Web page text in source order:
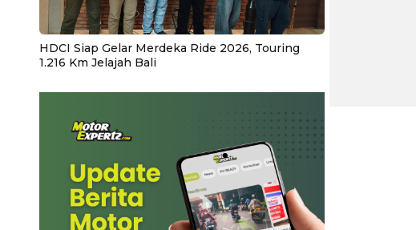
HDCI Siap Gelar Merdeka Ride 2026, Touring
1.216 Km Jelajah Bali